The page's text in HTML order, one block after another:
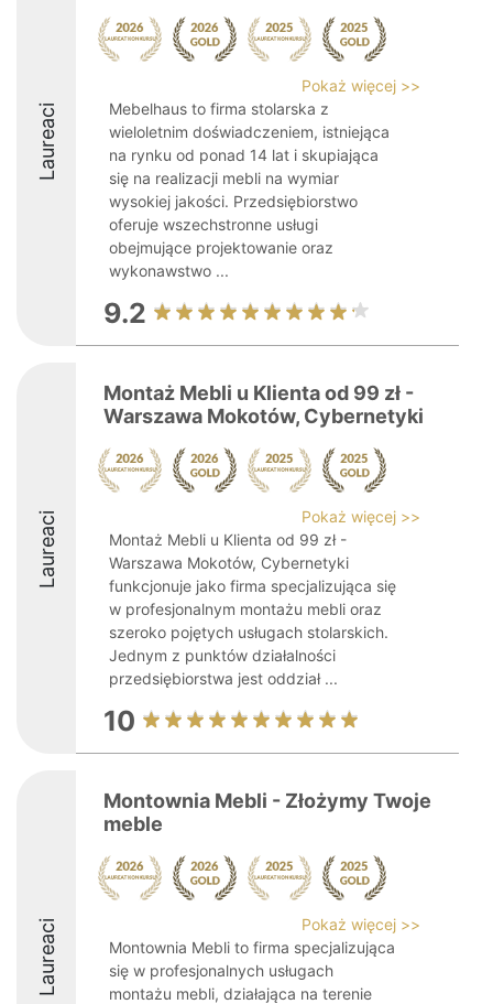
Laureaci
Pokaż więcej >>
Mebelhaus to firma stolarska z
wieloletnim doświadczeniem, istniejąca
na rynku od ponad 14 lat i skupiająca
się na realizacji mebli na wymiar
wysokiej jakości. Przedsiębiorstwo
oferuje wszechstronne usługi
obejmujące projektowanie oraz
wykonawstwo ...
9.2
Laureaci
Montaż Mebli u Klienta od 99 zł -
Warszawa Mokotów, Cybernetyki
Pokaż więcej >>
Montaż Mebli u Klienta od 99 zł -
Warszawa Mokotów, Cybernetyki
funkcjonuje jako firma specjalizująca się
w profesjonalnym montażu mebli oraz
szeroko pojętych usługach stolarskich.
Jednym z punktów działalności
przedsiębiorstwa jest oddział ...
10
Laureaci
Montownia Mebli - Złożymy Twoje
meble
Pokaż więcej >>
Montownia Mebli to firma specjalizująca
się w profesjonalnych usługach
montażu mebli, działająca na terenie